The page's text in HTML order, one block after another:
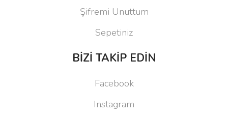
Şifremi Unuttum
Sepetiniz
BİZİ TAKİP EDİN
Facebook
Instagram